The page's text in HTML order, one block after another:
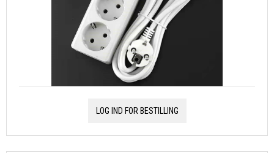
LOG IND FOR BESTILLING